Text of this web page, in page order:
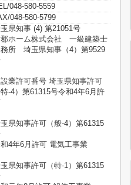
048-580-5559
048-580-5799
県知事 (4) 第21051号
ホーム株式会社 一級建築士
所 埼玉県知事（4）第9529
業許可番号 埼玉県知事許可
特-4）第61315号令和4年6月許
県知事許可（般-4）第61315
4年6月許可 電気工事業
県知事許可（特-1）第61315